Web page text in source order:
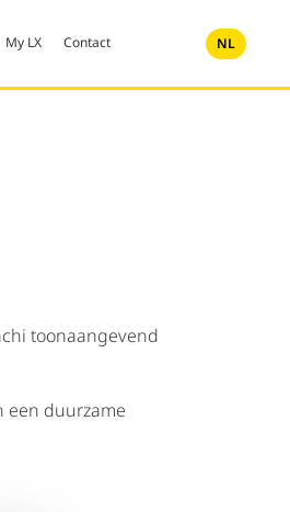
My LX Contact NL
toonaangevend
een duurzame